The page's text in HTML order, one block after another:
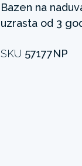
Bazen na
uzrasta od 3
SKU 57177NP